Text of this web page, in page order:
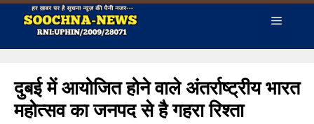
Skip
content
Menu
दुबई में आयोजित होने वाले अंतर्राष्ट्रीय भारत
महोत्सव का जनपद से है गहरा रिश्ता